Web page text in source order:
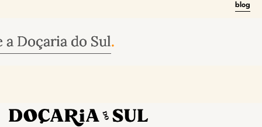
blog
Sul.
Sul.
Sul.